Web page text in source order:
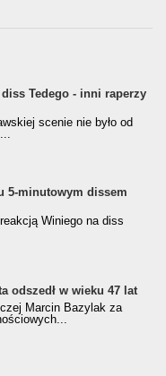
Tedego - inni raperzy
scenie nie było od
5-minutowym dissem
Winiego na diss
odszedł w wieku 47 lat
Marcin Bazylak za